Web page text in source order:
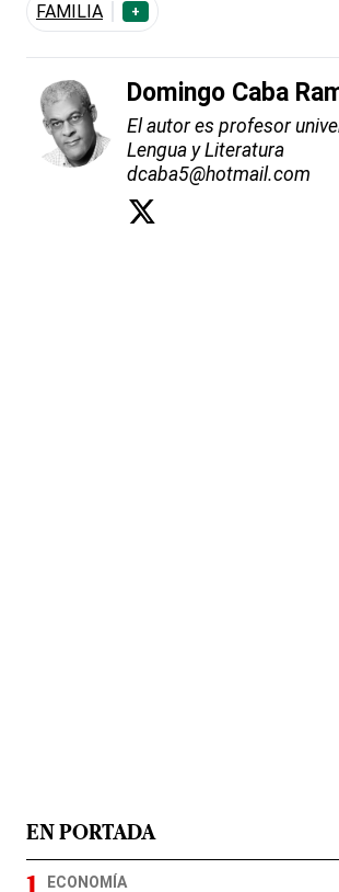
FAMILIA +
Domingo Caba
El autor es profesor
Lengua y Literatura
dcaba5@hotmail.com
EN PORTADA
ECONOMÍA